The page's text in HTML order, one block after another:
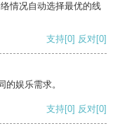
情况自动选择最优的线
支持[0] 反对[0]
娱乐需求。
支持[0] 反对[0]